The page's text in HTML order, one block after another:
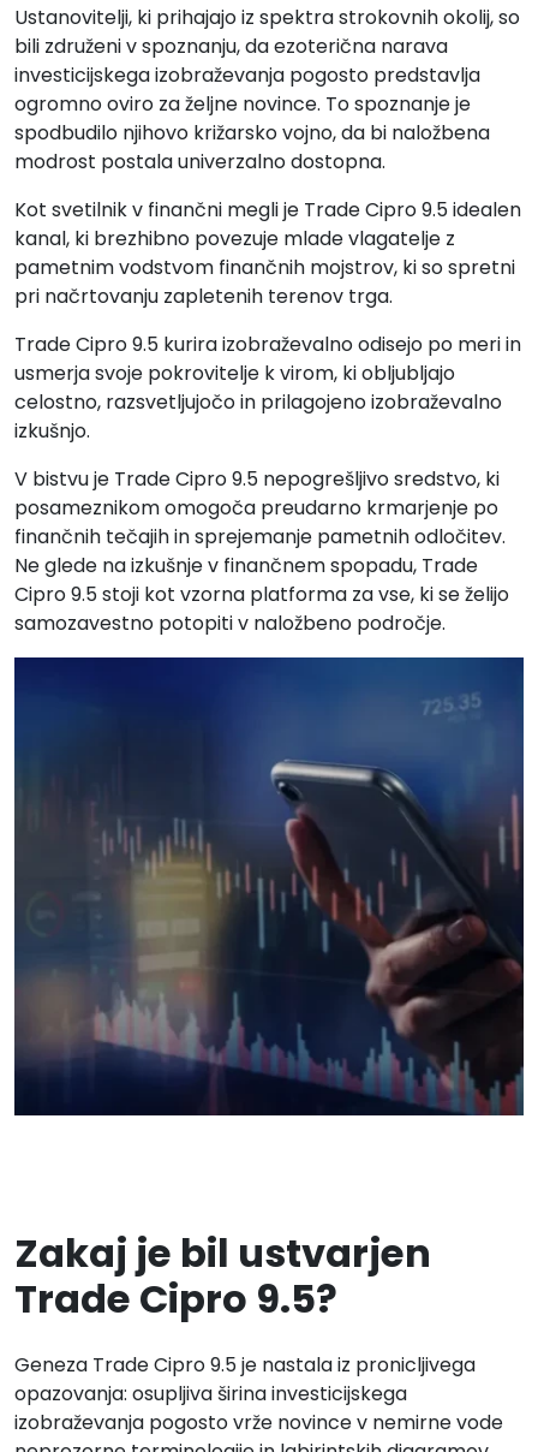
Ustanovitelji, ki prihajajo iz spektra strokovnih okolij, so
bili združeni v spoznanju, da ezoterična narava
investicijskega izobraževanja pogosto predstavlja
ogromno oviro za željne novince. To spoznanje je
spodbudilo njihovo križarsko vojno, da bi naložbena
modrost postala univerzalno dostopna.
Kot svetilnik v finančni megli je Trade Cipro 9.5 idealen
kanal, ki brezhibno povezuje mlade vlagatelje z
pametnim vodstvom finančnih mojstrov, ki so spretni
pri načrtovanju zapletenih terenov trga.
Trade Cipro 9.5 kurira izobraževalno odisejo po meri in
usmerja svoje pokrovitelje k virom, ki obljubljajo
celostno, razsvetljujočo in prilagojeno izobraževalno
izkušnjo.
V bistvu je Trade Cipro 9.5 nepogrešljivo sredstvo, ki
posameznikom omogoča preudarno krmarjenje po
finančnih tečajih in sprejemanje pametnih odločitev.
Ne glede na izkušnje v finančnem spopadu, Trade
Cipro 9.5 stoji kot vzorna platforma za vse, ki se želijo
samozavestno potopiti v naložbeno področje.
Zakaj je bil ustvarjen
Trade Cipro 9.5?
Geneza Trade Cipro 9.5 je nastala iz pronicljivega
opazovanja: osupljiva širina investicijskega
izobraževanja pogosto vrže novince v nemirne vode